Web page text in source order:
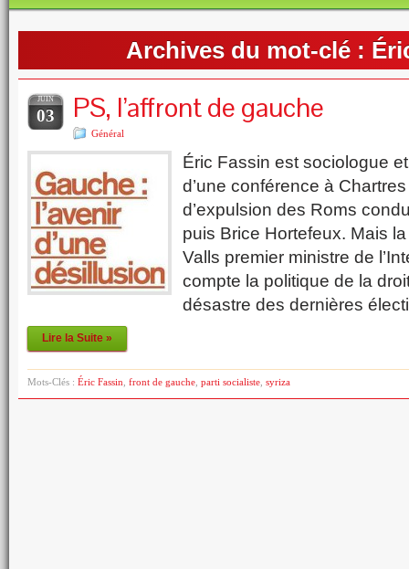
Archives du mot-clé :
JUIN
03 PS, l’affront de gauche
Général
Éric Fassin est sociologue
d’une conférence à
d’expulsion des Roms
puis Brice Hortefeux. Mais
Valls premier ministre de
compte la politique de la
désastre des dernières
Lire la Suite »
Mots-Clés : Éric Fassin front de gauche parti socialiste syriza